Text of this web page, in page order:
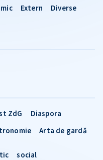
Extern Diverse
ZdG
Diaspora
Arta de gardă
social